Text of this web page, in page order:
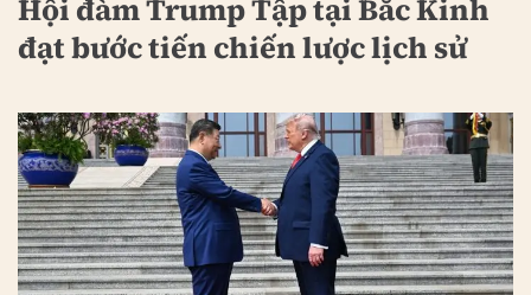
Hội đàm Trump Tập tại Bắc Kinh
đạt bước tiến chiến lược lịch sử